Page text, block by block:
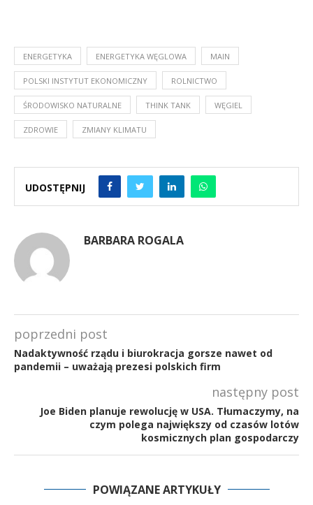
ENERGETYKA ENERGETYKA WĘGLOWA MAIN
POLSKI INSTYTUT EKONOMICZNY ROLNICTWO
ŚRODOWISKO NATURALNE THINK TANK WĘGIEL
ZDROWIE ZMIANY KLIMATU
UDOSTĘPNIJ
BARBARA ROGALA
poprzedni post
Nadaktywność rządu i biurokracja gorsze nawet od
pandemii – uważają prezesi polskich firm
następny post
Joe Biden planuje rewolucję w USA. Tłumaczymy, na
czym polega największy od czasów lotów
kosmicznych plan gospodarczy
POWIĄZANE ARTYKUŁY